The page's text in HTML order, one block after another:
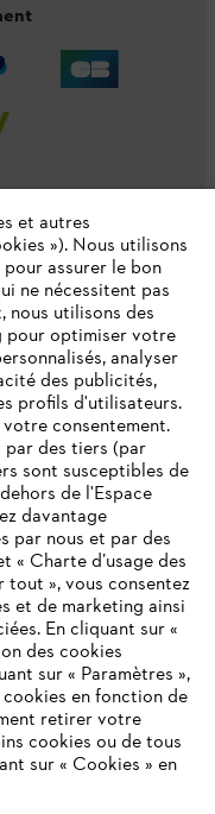
juridiques
ne prenons plus
notre site ne
une utilisation
et autres
»). Nous utilisons
assurer le bon
ne nécessitent pas
nous utilisons des
pour optimiser votre
analyser
des publicités,
profils d'utilisateurs.
consentement.
des tiers (par
sont susceptibles de
de l'Espace
davantage
par nous et par des
« Charte d’usage des
tout », vous consentez
et de marketing ainsi
En cliquant sur «
des cookies
sur « Paramètres »,
en fonction de
retirer votre
cookies ou de tous
sur « Cookies » en